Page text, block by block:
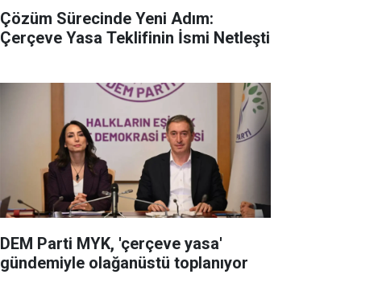
Çözüm Sürecinde Yeni Adım:
Çerçeve Yasa Teklifinin İsmi Netleşti
DEM Parti MYK, 'çerçeve yasa'
gündemiyle olağanüstü toplanıyor